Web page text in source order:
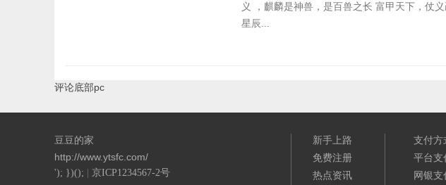
义 ，麒麟是神兽，是百兽之长 富甲天下，仗
星辰...
评论底部pc
豆豆的家
http://www.ytsfc.com/
'); })(); 京ICP1234567-2号
新手上路
免费注册
热点资讯
支付方
平台支
网银支